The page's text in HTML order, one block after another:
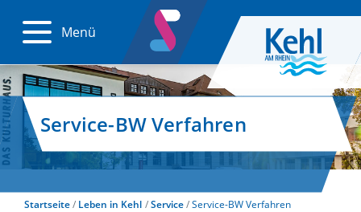
Menü
Service-BW Verfahren
Startseite Leben in Kehl Service Service-BW Verfahren